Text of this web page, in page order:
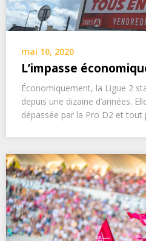
mai 10, 2020
L’impasse
Économiquement, la Ligue 2
depuis une dizaine d’années.
dépassée par la Pro D2 et